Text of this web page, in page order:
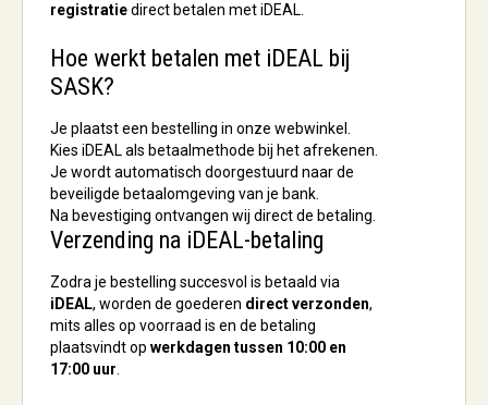
registratiedirect betalen met iDEAL.
Hoe werkt betalen met iDEAL bij
SASK?
Je plaatst een bestelling in onze webwinkel.
Kies iDEAL als betaalmethode bij het afrekenen.
Je wordt automatisch doorgestuurd naar de
beveiligde betaalomgeving van je bank.
Na bevestiging ontvangen wij direct de betaling.
Verzending na iDEAL-betaling
Zodra je bestelling succesvol is betaald via
iDEAL, worden de goederen direct verzonden,
mits alles op voorraad is en de betaling
plaatsvindt op werkdagen tussen 10:00 en
17:00 uur